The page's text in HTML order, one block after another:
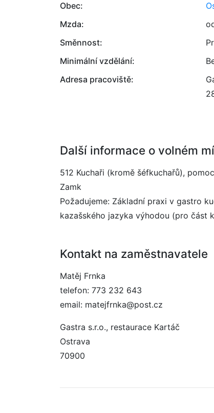
Obec:
Mzda:
Směnnost:
Minimální vzdělání:
Adresa pracoviště:
Další informace o volném
512 Kuchaři (kromě šéfkuchařů),
Zamk
Požadujeme: Základní praxi v gastro
kazašského jazyka výhodou (pro část
Kontakt na zaměstnavatele
Matěj Frnka
telefon: 773 232 643
email: matejfrnka@post.cz
Gastra s.r.o., restaurace Kartáč
Ostrava
70900